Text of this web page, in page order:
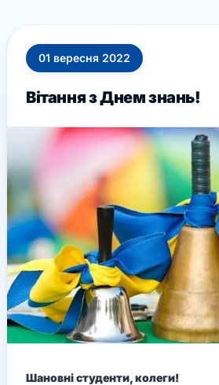
01 вересня 2022
Вітання з Днем знань!
Шановні студенти, колеги!